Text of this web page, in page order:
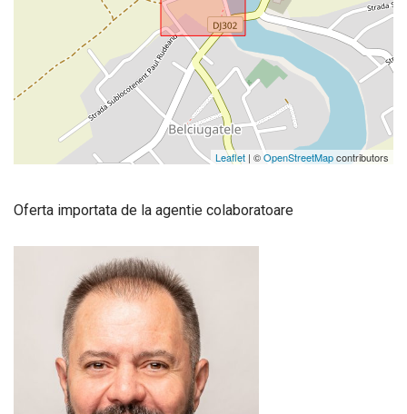
Leaflet | ©OpenStreetMapcontributors
Oferta importata de la agentie colaboratoare